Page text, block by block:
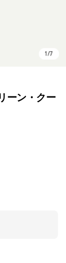
ーン・クー